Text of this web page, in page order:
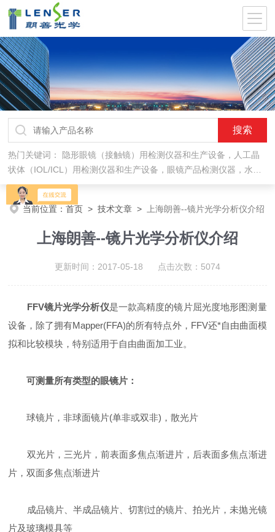
热门关键词： 隐形眼镜（接触镜）用检测仪器和生产设备，人工晶
状体（IOL/ICL）用检测仪器和生产设备，眼镜产品检测仪器，水气
处理环保设备
当前位置：首页 >技术文章 > 上海朗善--镜片光学分析仪介绍
上海朗善--镜片光学分析仪介绍
更新时间：2017-05-18 点击次数：5074
FFV镜片光学分析仪是一款高精度的镜片屈光度地形图测量
设备，除了拥有Mapper(FFA)的所有特点外，FFV还*自由曲面模
拟和比较模块，特别适用于自由曲面加工业。
可测量所有类型的眼镜片：
球镜片，非球面镜片(单非或双非)，散光片
双光片，三光片，前表面多焦点渐进片，后表面多焦点渐进
片，双面多焦点渐进片
成品镜片、半成品镜片、切割过的镜片、拍光片，未抛光镜
片及玻璃模具等